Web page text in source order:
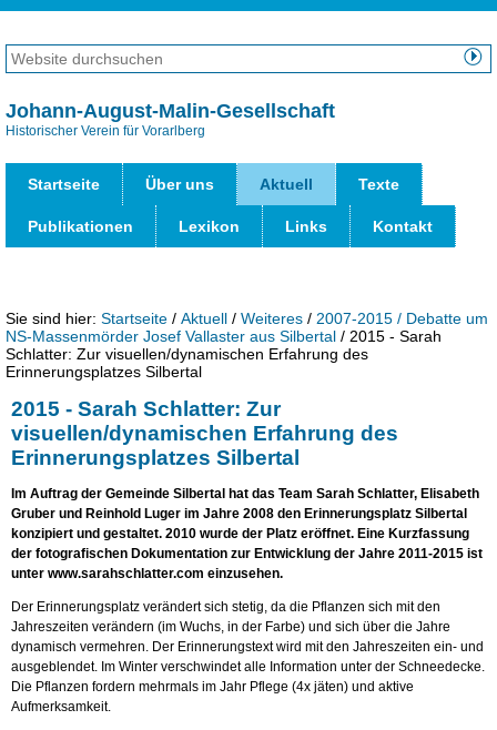
zum
Inhalt
Direkt
zur
Navigation
Website
durchsuchen
Startseite Über uns Aktuell Texte
Publikationen Lexikon Links Kontakt
Johann-August-Malin-Gesellschaft
Historischer Verein für Vorarlberg
Sie sind hier: Startseite /Aktuell /Weiteres / 2007-2015 / Debatte um
NS-Massenmörder Josef Vallaster aus Silbertal / 2015 - Sarah
Schlatter: Zur visuellen/dynamischen Erfahrung des
Erinnerungsplatzes Silbertal
2015 - Sarah Schlatter: Zur
visuellen/dynamischen Erfahrung des
Erinnerungsplatzes Silbertal
Im Auftrag der Gemeinde Silbertal hat das Team Sarah Schlatter, Elisabeth
Gruber und Reinhold Luger im Jahre 2008 den Erinnerungsplatz Silbertal
konzipiert und gestaltet. 2010 wurde der Platz eröffnet. Eine Kurzfassung
der fotografischen Dokumentation zur Entwicklung der Jahre 2011-2015 ist
unter www.sarahschlatter.com einzusehen.
Der Erinnerungsplatz verändert sich stetig, da die Pflanzen sich mit den
Jahreszeiten verändern (im Wuchs, in der Farbe) und sich über die Jahre
dynamisch vermehren. Der Erinnerungstext wird mit den Jahreszeiten ein- und
ausgeblendet. Im Winter verschwindet alle Information unter der Schneedecke.
Die Pflanzen fordern mehrmals im Jahr Pflege (4x jäten) und aktive
Aufmerksamkeit.